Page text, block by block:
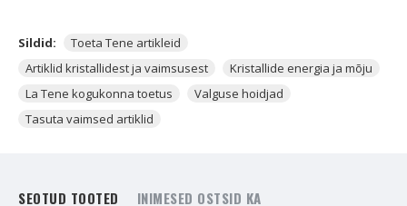
Tagab, et artiklid jäävad tasuta kättesaadavaks.
Aitab katta uurimistöö, kirjutamise ja veebihalduse
kulusid.
Toetab uute ja inspireerivate sisuloomete sündi.
Sildid:
Toeta Tene artikleid
Artiklid kristallidest ja vaimsusest
Kristallide energia ja mõju
La Tene kogukonna toetus
Valguse hoidjad
Tasuta vaimsed artiklid
SEOTUD TOOTED INIMESED OSTSID KA